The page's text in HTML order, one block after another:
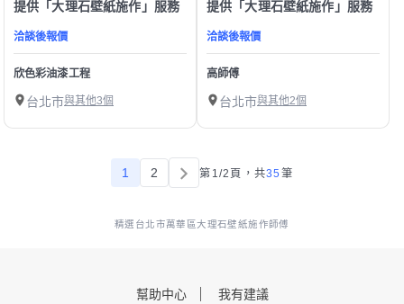
提供「大理石壁紙施作」服務
洽談後報價
欣色彩油漆工程
台北市與其他3個
提供「大理石壁紙施作」服務
洽談後報價
高師傅
台北市與其他2個
1 2 第1/2頁， 共35 筆
精選台北市萬華區大理石壁紙施作師傅
幫助中心 我有建議